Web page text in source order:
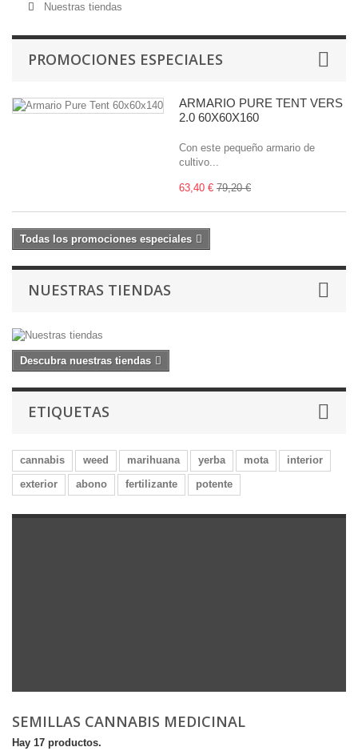
Nuestras tiendas
PROMOCIONES ESPECIALES
ARMARIO PURE TENT VERS
2.0 60X60X160
Con este pequeño armario de
cultivo...
63,40 € 79,20 €
Todas los promociones especiales
NUESTRAS TIENDAS
Descubra nuestras tiendas
ETIQUETAS
cannabis weed marihuana yerba mota
interior
exterior
abono fertilizante potente
SEMILLAS CANNABIS MEDICINAL
Hay 17 productos.